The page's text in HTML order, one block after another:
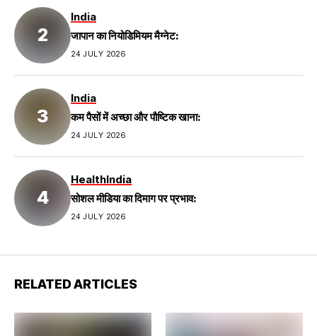
India
जापान का नियोडिमियम मैग्नेट:
24 JULY 2026
India
कम पैसों में अच्छा और पौष्टिक खाना:
24 JULY 2026
HealthIndia
सोशल मीडिया का दिमाग पर प्रभाव:
24 JULY 2026
RELATED ARTICLES